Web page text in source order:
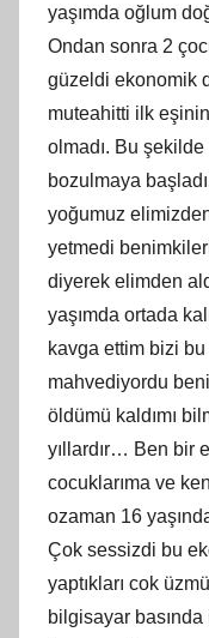
yaşımda oğlum
Ondan sonra 2
güzeldi ekonomik
muteahitti ilk
olmadı. Bu
bozulmaya başladı.
yoğumuz
yetmedi
diyerek elimden
yaşımda ortada
kavga ettim bizi
mahvediyordu
öldümü kaldımı
yıllardır… Ben bir
cocuklarıma ve
ozaman 16
Çok sessizdi bu
yaptıkları cok
bilgisayar